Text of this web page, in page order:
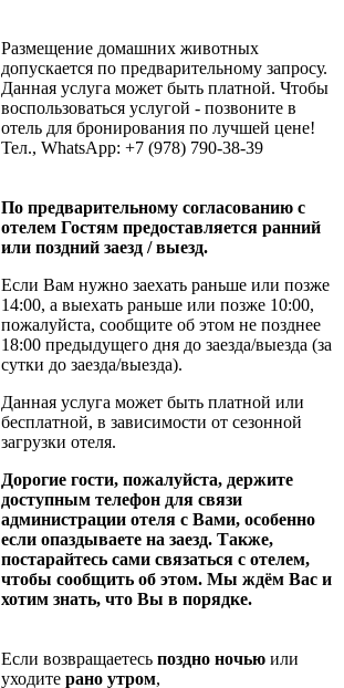
Размещение домашних животных
допускается по предварительному запросу.
Данная услуга может быть платной. Чтобы
воспользоваться услугой - позвоните в
отель для бронирования по лучшей цене!
Тел., WhatsApp: +7 (978) 790-38-39
По предварительному согласованию с
отелем Гостям предоставляется ранний
или поздний заезд / выезд.
Если Вам нужно заехать раньше или позже
14:00, а выехать раньше или позже 10:00,
пожалуйста, сообщите об этом не позднее
18:00 предыдущего дня до заезда/выезда (за
сутки до заезда/выезда).
Данная услуга может быть платной или
бесплатной, в зависимости от сезонной
загрузки отеля.
Дорогие гости, пожалуйста, держите
доступным телефон для связи
администрации отеля с Вами, особенно
если опаздываете на заезд. Также,
постарайтесь сами связаться с отелем,
чтобы сообщить об этом. Мы ждём Вас и
хотим знать, что Вы в порядке.
Если возвращаетесь поздно ночью или
уходите рано утром,